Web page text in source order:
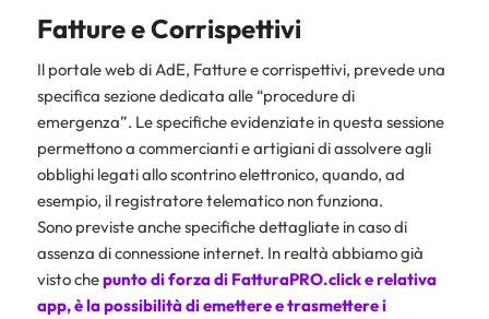
Fatture e Corrispettivi
Il portale web di AdE, Fatture e corrispettivi, prevede una
specifica sezione dedicata alle “procedure di
emergenza”. Le specifiche evidenziate in questa sessione
permettono a commercianti e artigiani di assolvere agli
obblighi legati allo scontrino elettronico, quando, ad
esempio, il registratore telematico non funziona.
Sono previste anche specifiche dettagliate in caso di
assenza di connessione internet. In realtà abbiamo già
visto chepunto di forza di FatturaPRO.clicke relativa
app, è la possibilità di emettere e trasmettere i